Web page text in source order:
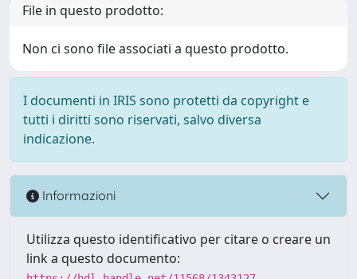
File in questo prodotto:
Non ci sono file associati a questo prodotto.
I documenti in IRIS sono protetti da copyright e
tutti i diritti sono riservati, salvo diversa
indicazione.
Informazioni
Utilizza questo identificativo per citare o creare un
link a questo documento: